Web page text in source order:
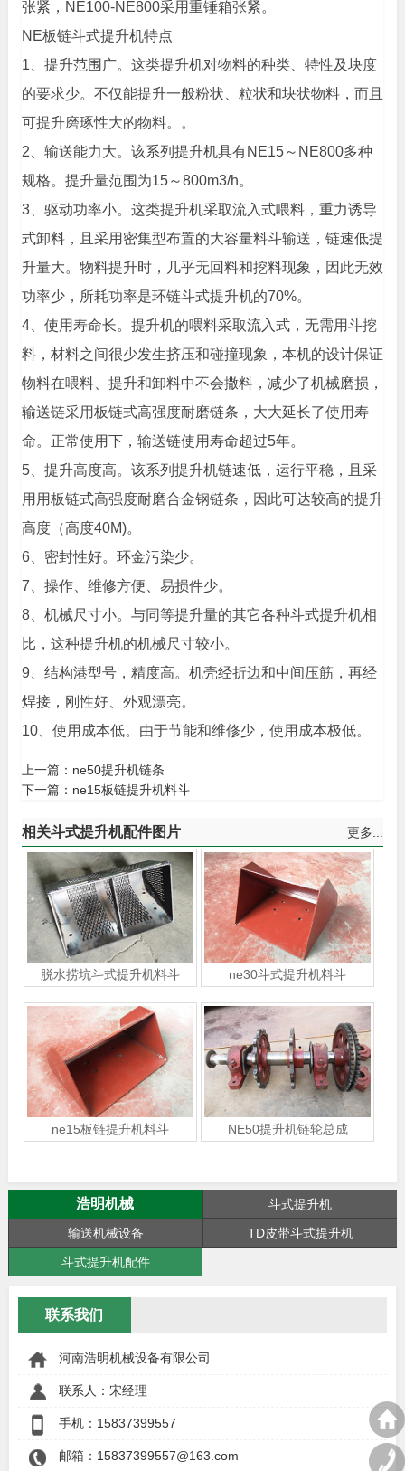
张紧，NE100-NE800采用重锤箱张紧。
NE板链斗式提升机特点
1、提升范围广。这类提升机对物料的种类、特性及块度
的要求少。不仅能提升一般粉状、粒状和块状物料，而且
可提升磨琢性大的物料。。
2、输送能力大。该系列提升机具有NE15～NE800多种
规格。提升量范围为15～800m3/h。
3、驱动功率小。这类提升机采取流入式喂料，重力诱导
式卸料，且采用密集型布置的大容量料斗输送，链速低提
升量大。物料提升时，几乎无回料和挖料现象，因此无效
功率少，所耗功率是环链斗式提升机的70%。
4、使用寿命长。提升机的喂料采取流入式，无需用斗挖
料，材料之间很少发生挤压和碰撞现象，本机的设计保证
物料在喂料、提升和卸料中不会撒料，减少了机械磨损，
输送链采用板链式高强度耐磨链条，大大延长了使用寿
命。正常使用下，输送链使用寿命超过5年。
5、提升高度高。该系列提升机链速低，运行平稳，且采
用用板链式高强度耐磨合金钢链条，因此可达较高的提升
高度（高度40M)。
6、密封性好。环金污染少。
7、操作、维修方便、易损件少。
8、机械尺寸小。与同等提升量的其它各种斗式提升机相
比，这种提升机的机械尺寸较小。
9、结构港型号，精度高。机壳经折边和中间压筋，再经
焊接，刚性好、外观漂亮。
10、使用成本低。由于节能和维修少，使用成本极低。
上一篇： ne50提升机链条
下一篇： ne15板链提升机料斗
相关斗式提升机配件图片 更多...
脱水捞坑斗式提升机料斗 ne30斗式提升机料斗
ne15板链提升机料斗 NE50提升机链轮总成
浩明机械
斗式提升机
输送机械设备
TD皮带斗式提升机
斗式提升机配件
联系我们
河南浩明机械设备有限公司
联系人：宋经理
手机： 15837399557
邮箱：15837399557@163.com